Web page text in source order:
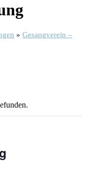
» Gesangverein –